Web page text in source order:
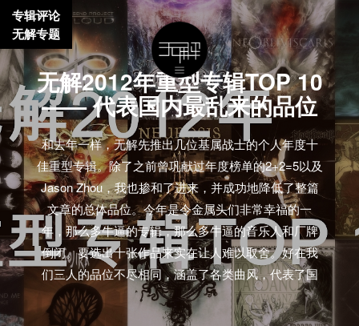
无解2012年重型专辑TOP 10
—— 代表国内最乱来的品位
和去年一样，无解先推出几位基属战士的个人年度十
佳重型专辑。除了之前曾巩献过年度榜单的2+2=5以及
Jason Zhou，我也掺和了进来，并成功地降低了整篇
文章的总体品位。今年是令金属头们非常幸福的一
年，那么多牛逼的专辑，那么多牛逼的音乐人和厂牌
倒闭。要选出十张作品来实在让人难以取舍。好在我
们三人的品位不尽相同，涵盖了各类曲风，代表了国
内最乱来的品位，希望不会给你留下什么心理阴影或
者脑损伤。
专辑评论
无解专题